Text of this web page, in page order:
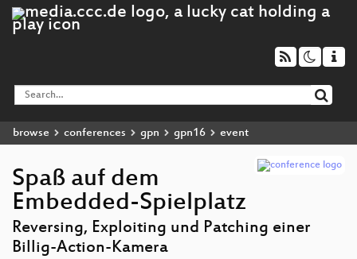
browse conferences gpn gpn16 event
Spaß auf dem
Embedded-Spielplatz
Reversing, Exploiting und Patching einer
Billig-Action-Kamera